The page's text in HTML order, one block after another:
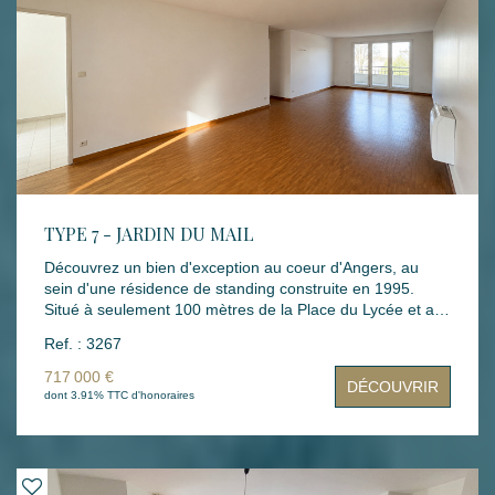
sous-sol complète ce bien. Un bien idéal pour un premier
achat, un pied-à-terre ou un investissement locatif.
TYPE 7 - JARDIN DU MAIL
Découvrez un bien d'exception au coeur d'Angers, au
sein d'une résidence de standing construite en 1995.
Situé à seulement 100 mètres de la Place du Lycée et au
bénéficie d'un emplacement particulièrement recherché,
offrant un cadre de vie élégant, calme et privilégié. Dès
l'entrée, vous serez séduit par ses volumes généreux et
sa luminosité traversante. Le vaste séjour, ouvert sur
deux terrasses sans vis-à-vis idéalement exposées, invite
comprend également cinq chambres, une salle de bains,
Ref. : 3267
717 000 €
dont 3.91% TTC d'honoraires DÉCOUVRIR